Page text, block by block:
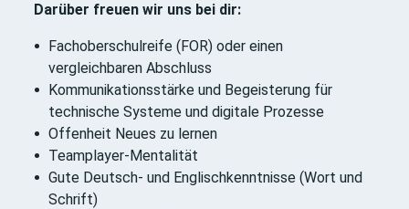
Darüber freuen wir uns bei dir:
Fachoberschulreife (FOR) oder einen
vergleichbaren Abschluss
Kommunikationsstärke und Begeisterung für
technische Systeme und digitale Prozesse
Offenheit Neues zu lernen
Teamplayer-Mentalität
Gute Deutsch- und Englischkenntnisse (Wort und
Schrift)